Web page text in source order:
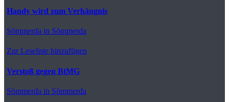
Handy wird zum Verhängnis
Sömmerda in Sömmerda
Zur Leseliste hinzufügen
Verstoß gegen BtMG
Sömmerda in Sömmerda